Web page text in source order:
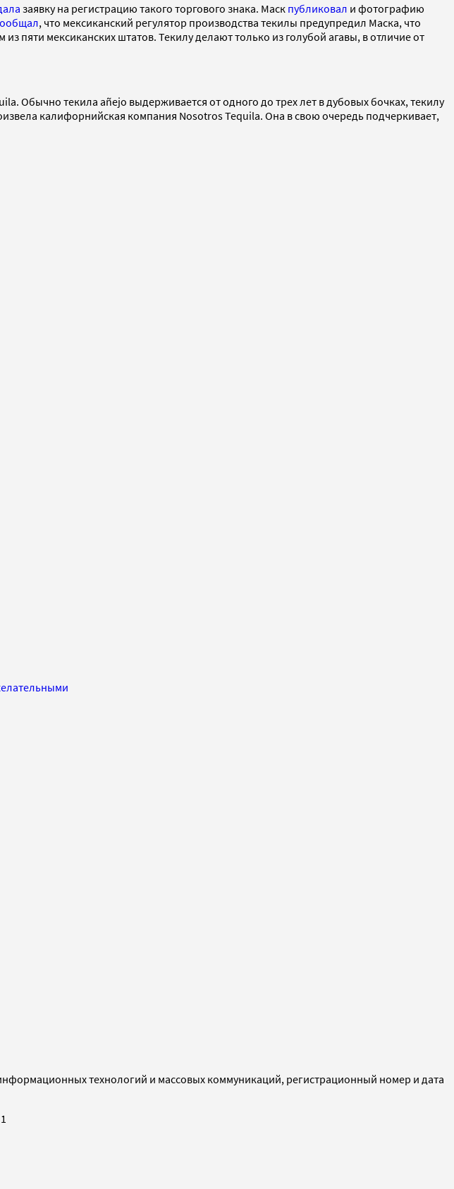
заявку на регистрацию такого торгового знака. Маск публиковал и фотографию
, что мексиканский регулятор производства текилы предупредил Маска, что
пяти мексиканских штатов. Текилу делают только из голубой агавы, в отличие от
Обычно текила añejo выдерживается от одного до трех лет в дубовых бочках, текилу
калифорнийская компания Nosotros Tequila. Она в свою очередь подчеркивает,
технологий и массовых коммуникаций, регистрационный номер и дата